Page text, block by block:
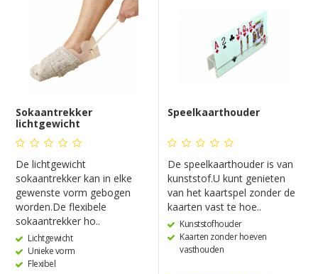
Sokaantrekker
lichtgewicht
De lichtgewicht
sokaantrekker kan in elke
gewenste vorm gebogen
worden.De flexibele
sokaantrekker ho..
Lichtgewicht
Unieke vorm
Flexibel
Speelkaarthouder
De speelkaarthouder is van
kunststof.U kunt genieten
van het kaartspel zonder de
kaarten vast te hoe..
Kunststofhouder
Kaarten zonder hoeven
vasthouden